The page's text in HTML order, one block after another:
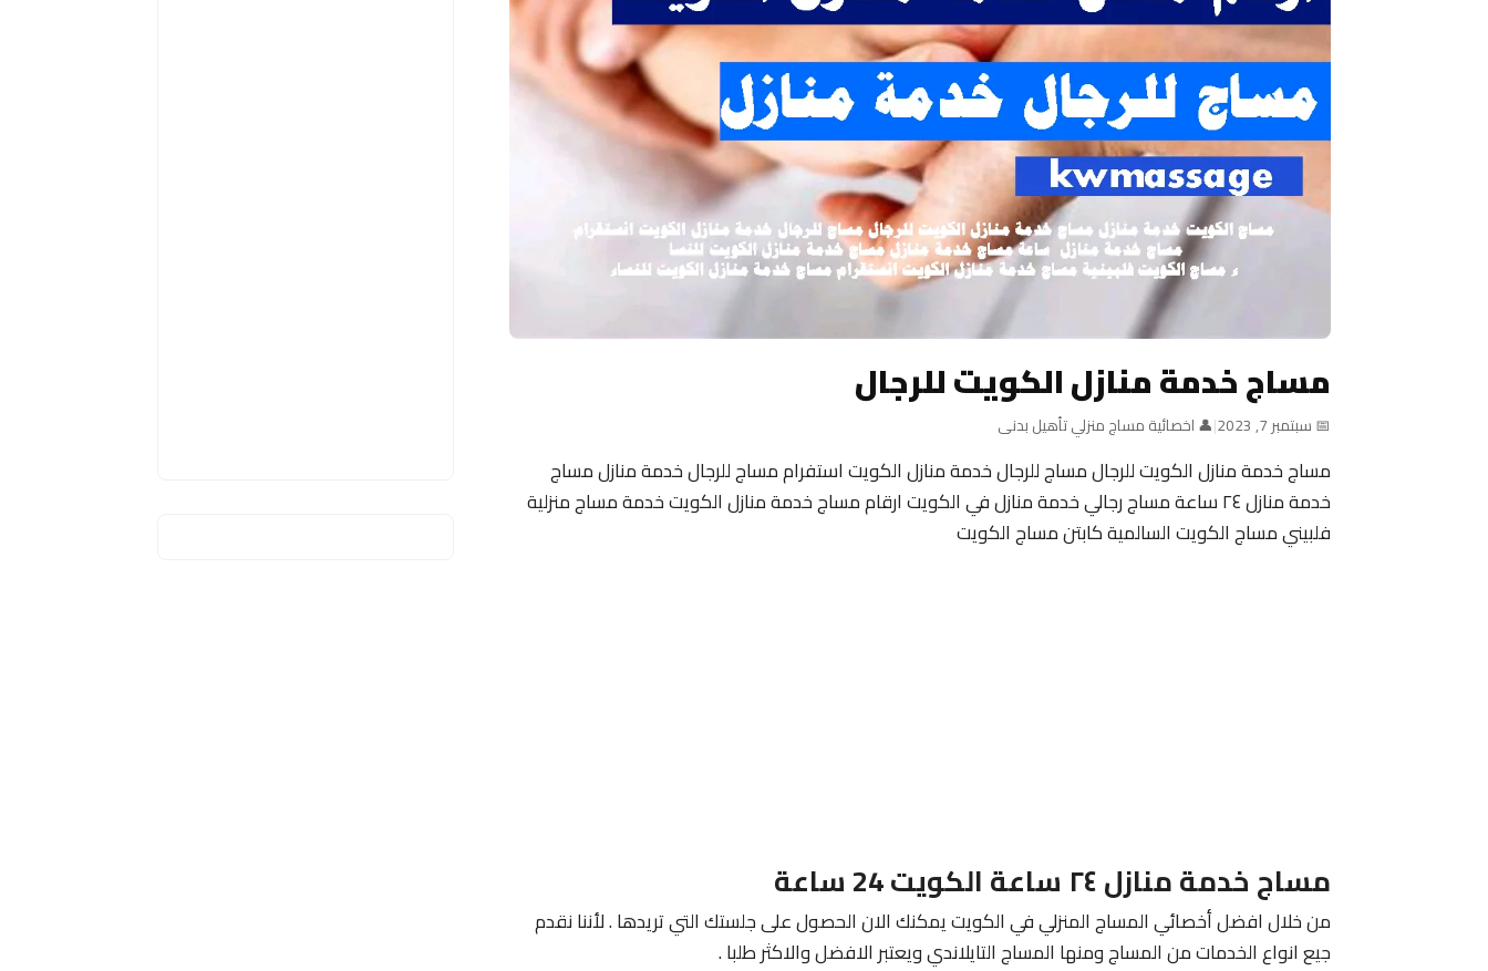
مساج خدمة منازل الكويت للرجال
📅 سبتمبر 7, 2023 |👤 اخصائية مساج منزلي تأهيل بدنى
مساج خدمة منازل الكويت للرجال مساج للرجال خدمة منازل الكويت استفرام مساج للرجال خدمة منازل مساج
خدمة منازل ٢٤ ساعة مساج رجالي خدمة منازل في الكويت ارقام مساج خدمة منازل الكويت خدمة مساج منزلية
فلبيني مساج الكويت السالمية كابتن مساج الكويت
مساج خدمة منازل ٢٤ ساعة الكويت 24 ساعة
من خلال افضل أخصائي المساج المنزلي في الكويت يمكنك الان الحصول على جلستك التي تريدها . لأننا نقدم
جيع انواع الخدمات من المساج ومنها المساج التايلاندي ويعتبر الافضل والاكثر طلبا .